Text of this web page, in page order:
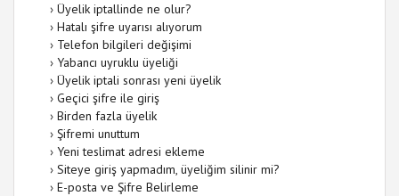
› Üyelik iptallinde ne olur?
› Hatalı şifre uyarısı alıyorum
› Telefon bilgileri değişimi
› Yabancı uyruklu üyeliği
› Üyelik iptali sonrası yeni üyelik
› Geçici şifre ile giriş
› Birden fazla üyelik
› Şifremi unuttum
› Yeni teslimat adresi ekleme
› Siteye giriş yapmadım, üyeliğim silinir mi?
› E-posta ve Şifre Belirleme